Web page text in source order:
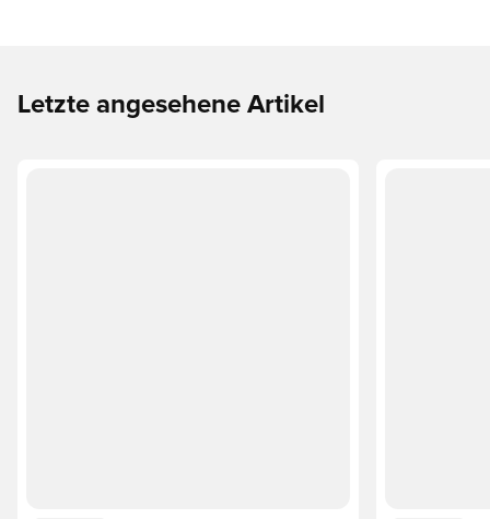
Letzte angesehene Artikel